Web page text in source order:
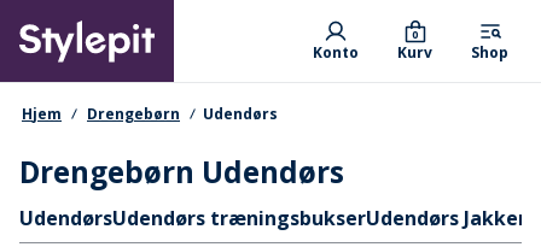
main
content
Primary departments
Konto Kurv
0
Shop
navigationssti
Hjem Drengebørn Udendørs
Drengebørn Udendørs
Hurtige links
UdendørsUdendørs træningsbukserUdendørs Jakker